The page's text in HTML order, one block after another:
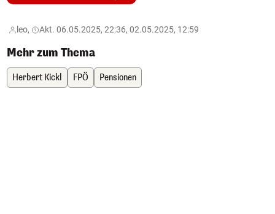
leo, Akt. 06.05.2025, 22:36, 02.05.2025, 12:59
Mehr zum Thema
Herbert Kickl FPÖ Pensionen